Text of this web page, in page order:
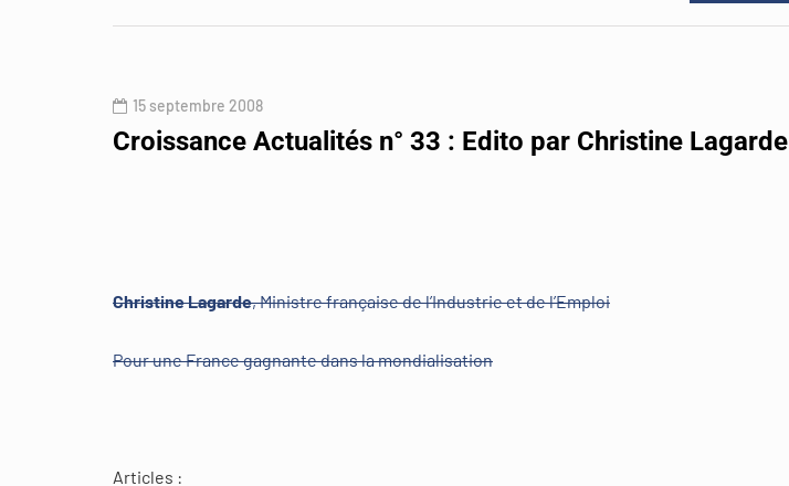
15 septembre 2008
Croissance Actualités n° 33 : Edito par Christine Lagarde
Christine Lagarde, Ministre française de l’Industrie et de l’Emploi
Pour une France gagnante dans la mondialisation
Articles :